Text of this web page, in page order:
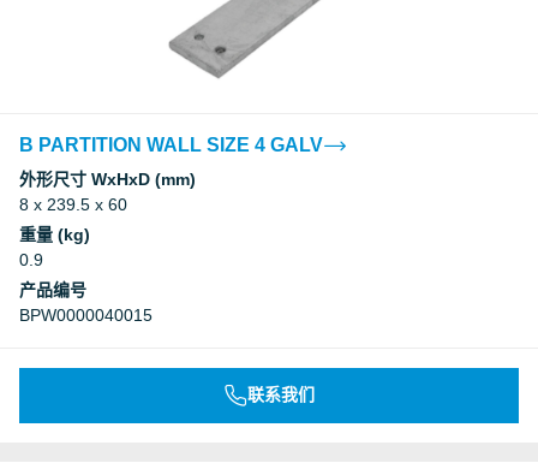
B PARTITION WALL SIZE 4 GALV
外形尺寸 WxHxD (mm)
8 x 239.5 x 60
重量 (kg)
0.9
产品编号
BPW0000040015
联系我们